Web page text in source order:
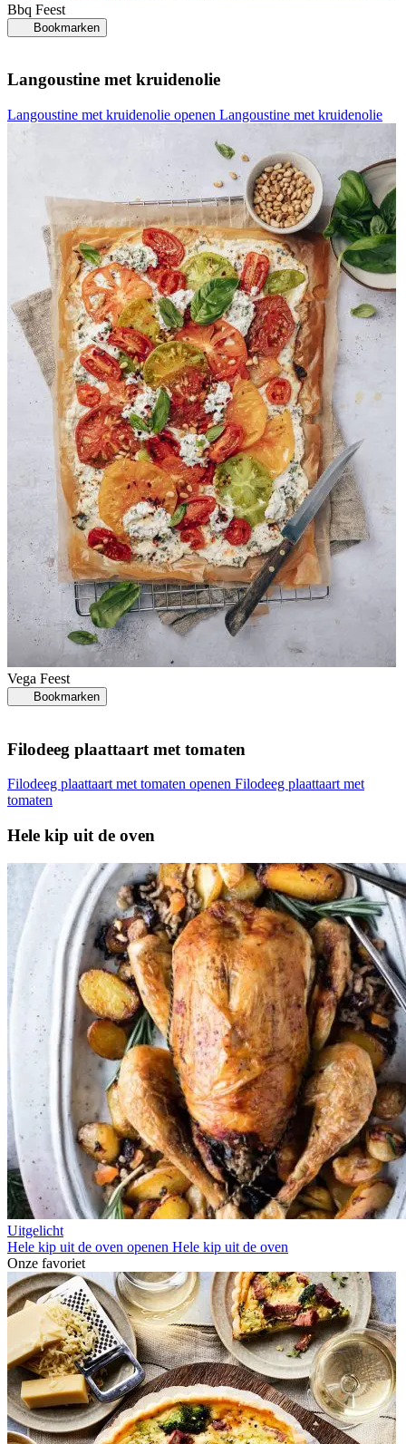
Bbq Feest
Bookmarken
Langoustine met kruidenolie
Langoustine met kruidenolie openen Langoustine met kruidenolie
Vega Feest
Bookmarken
Filodeeg plaattaart met tomaten
Filodeeg plaattaart met tomaten openen Filodeeg plaattaart met
tomaten
Hele kip uit de oven
Uitgelicht
Hele kip uit de oven openen Hele kip uit de oven
Onze favoriet